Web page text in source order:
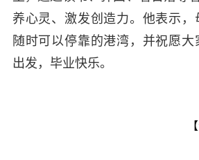
养心灵、激发创造力。他表示，
随时可以停靠的港湾，并祝愿
出发，毕业快乐。